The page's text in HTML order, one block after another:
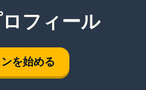
フィール
を始める